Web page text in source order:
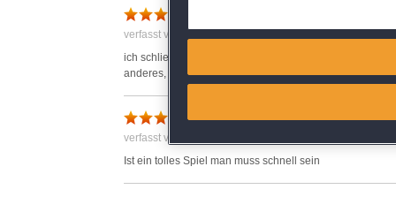
verfasst von karin am 28.04.2013 um 15:01
ich schliese mich der oben ausgeführten
anderes, kein stress beim mahjong ist mir wichtig und
anstrengend
verfasst von Anonym am 14.07.2020 um 13:17
Ist ein tolles Spiel man muss schnell sein